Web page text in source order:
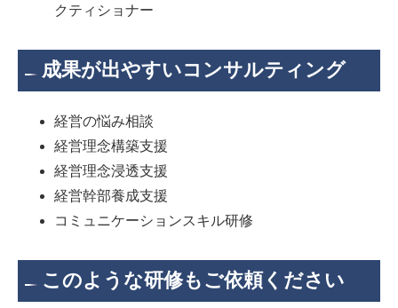
クティショナー
成果が出やすいコンサルティング
経営の悩み相談
経営理念構築支援
経営理念浸透支援
経営幹部養成支援
コミュニケーションスキル研修
このような研修もご依頼ください